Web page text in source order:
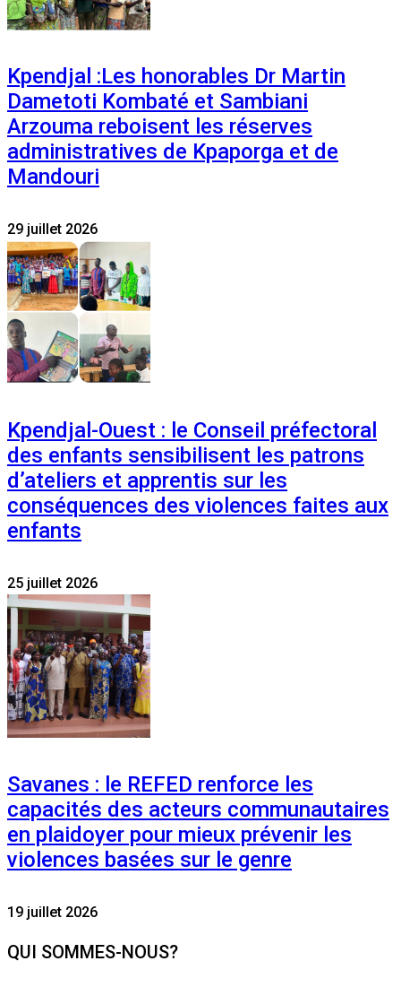
Kpendjal :Les honorables Dr Martin
Dametoti Kombaté et Sambiani
Arzouma reboisent les réserves
administratives de Kpaporga et de
Mandouri
29 juillet 2026
Kpendjal-Ouest : le Conseil préfectoral
des enfants sensibilisent les patrons
d’ateliers et apprentis sur les
conséquences des violences faites aux
enfants
25 juillet 2026
Savanes : le REFED renforce les
capacités des acteurs communautaires
en plaidoyer pour mieux prévenir les
violences basées sur le genre
19 juillet 2026
QUI SOMMES-NOUS?